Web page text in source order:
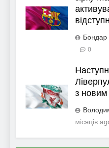
Бондар
0
з
місяців